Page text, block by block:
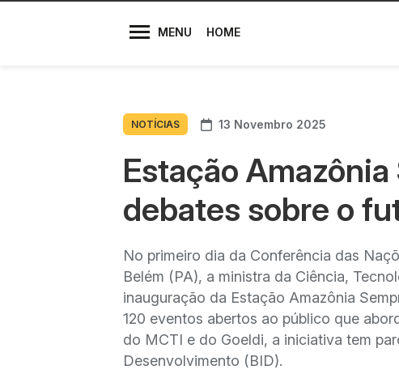
MENU HOME
Diretores
NOTÍCIAS 13 Novembro 2025
Estação
debates sobre o
No primeiro dia da Conferência das
Belém (PA), a ministra da Ciência,
inauguração da Estação Amazônia
120 eventos abertos ao público que
do MCTI e do Goeldi, a iniciativa tem
Desenvolvimento (BID).